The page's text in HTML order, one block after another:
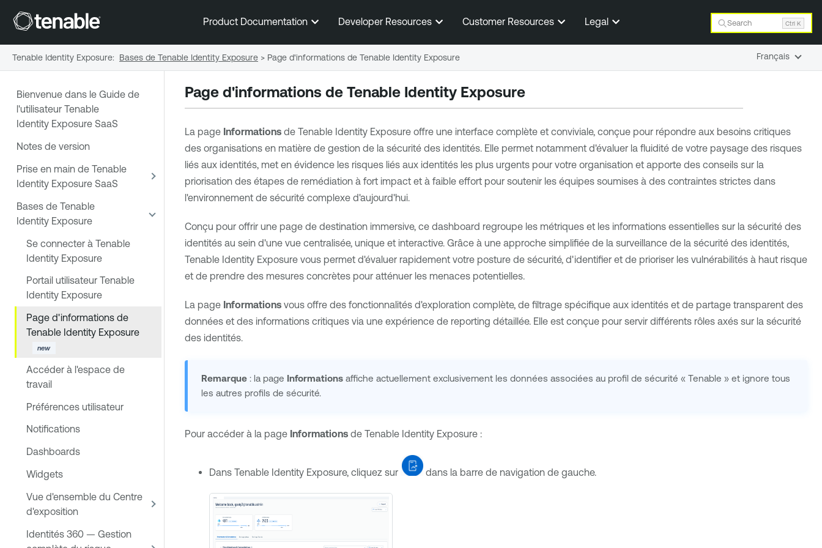
Passer au contenu principal
Product Documentation Developer Resources Customer Resources Legal Search Ctrl K
Bienvenue dans le Guide de
l'utilisateur Tenable
Identity Exposure SaaS
Notes de version
Prise en main de Tenable
Identity Exposure SaaS
Bases de Tenable
Identity Exposure
Se connecter à Tenable
Identity Exposure
Portail utilisateur Tenable
Identity Exposure
Page d'informations de
Tenable Identity Exposure
Accéder à l'espace de
travail
Préférences utilisateur
Notifications
Dashboards
Widgets
Vue d'ensemble du Centre
d'exposition
Identités 360 — Gestion
Page d'informations de Tenable Identity Exposure
La page Informationsde Tenable Identity Exposureoffre une interface complète et conviviale, conçue pour répondre aux besoins critiques
des organisations en matière de gestion de la sécurité des identités. Elle permet notamment d'évaluer la fluidité de votre paysage des risques
liés aux identités, met en évidence les risques liés aux identités les plus urgents pour votre organisation et apporte des conseils sur la
priorisation des étapes de remédiation à fort impact et à faible effort pour soutenir les équipes soumises à des contraintes strictes dans
l'environnement de sécurité complexe d'aujourd'hui.
Conçu pour offrir une page de destination immersive, ce dashboard regroupe les métriques et les informations essentielles sur la sécurité des
identités au sein d'une vue centralisée, unique et interactive. Grâce à une approche simplifiée de la surveillance de la sécurité des identités,
Tenable Identity Exposure vous permet d'évaluer rapidement votre posture de sécurité, d'identifier et de prioriser les vulnérabilités à haut risque
et de prendre des mesures concrètes pour atténuer les menaces potentielles.
La page Informationsvous offre des fonctionnalités d'exploration complète, de filtrage spécifique aux identités et de partage transparent des
données et des informations critiques via une expérience de reporting détaillée. Elle est conçue pour servir différents rôles axés sur la sécurité
des identités.
Remarque : la page Informations affiche actuellement exclusivement les données associées au profil de sécurité « Tenable » et ignore tous
les autres profils de sécurité.
Pour accéder à la page Informationsde Tenable Identity Exposure:
Dans Tenable Identity Exposure, cliquez sur dans la barre de navigation de gauche.
Tenable Identity Exposure: Bases de Tenable Identity Exposure > Page d'informations de Tenable Identity Exposure Français